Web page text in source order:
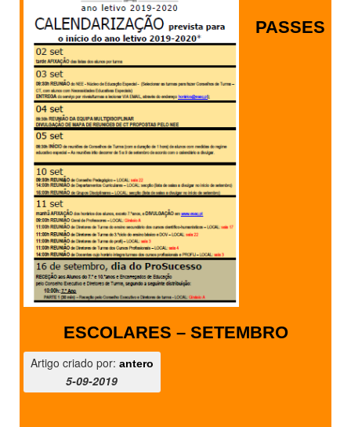
PASSES
ESCOLARES – SETEMBRO
Artigo criado por: antero
5-09-2019